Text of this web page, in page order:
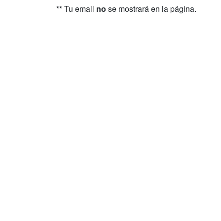
** Tu email no se mostrará en la página.